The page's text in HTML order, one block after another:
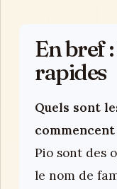
En bref
rapides
Quels sont
commencent
Pio sont des
le nom de